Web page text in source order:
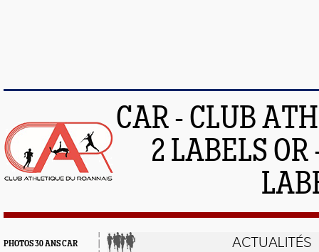
CAR - CLUB
2 LABELS
PHOTOS 30 ANS CAR ACTUALITÉS